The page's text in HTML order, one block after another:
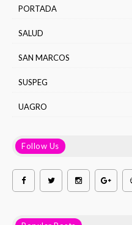
PORTADA
SALUD
SAN MARCOS
SUSPEG
UAGRO
Follow Us